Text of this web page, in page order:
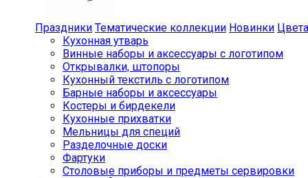
Праздники Тематические коллекции Новинки Цвета
Кухонная утварь
Винные наборы и аксессуары с логотипом
Открывалки, штопоры
Кухонный текстиль с логотипом
Барные наборы и аксессуары
Костеры и бирдекели
Кухонные прихватки
Мельницы для специй
Разделочные доски
Фартуки
Столовые приборы и предметы сервировки